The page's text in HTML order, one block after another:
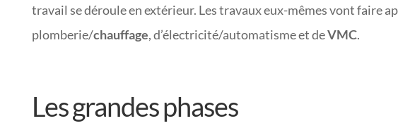
travail se déroule en extérieur. Les travaux eux-mêmes vont faire
plomberie/chauffage, d’électricité/automatisme et deVMC.
Les grandes phases